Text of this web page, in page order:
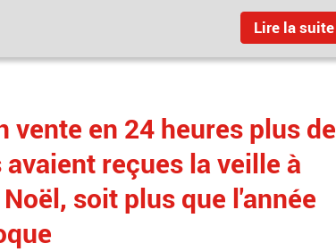
Lire la suite
vente en 24 heures plus de
reçues la veille à
soit plus que l'année